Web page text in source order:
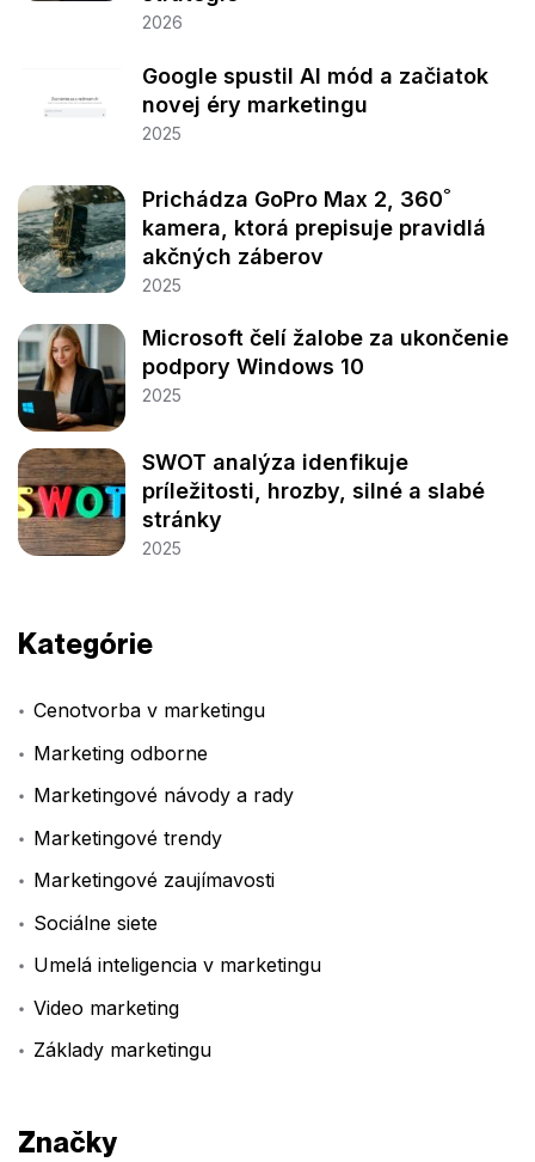
2026
Google spustil AI mód a začiatok
novej éry marketingu
2025
Prichádza GoPro Max 2, 360˚
kamera, ktorá prepisuje pravidlá
akčných záberov
2025
Microsoft čelí žalobe za ukončenie
podpory Windows 10
2025
SWOT analýza idenfikuje
príležitosti, hrozby, silné a slabé
stránky
2025
Kategórie
Cenotvorba v marketingu
Marketing odborne
Marketingové návody a rady
Marketingové trendy
Marketingové zaujímavosti
Sociálne siete
Umelá inteligencia v marketingu
Video marketing
Základy marketingu
Značky